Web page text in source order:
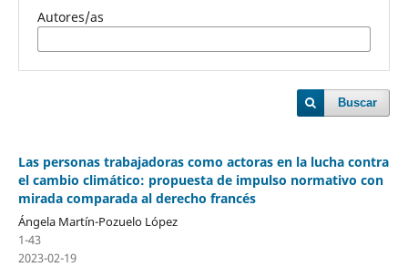
Autores/as
Buscar
Las personas trabajadoras como actoras en la lucha contra
el cambio climático: propuesta de impulso normativo con
mirada comparada al derecho francés
Ángela Martín-Pozuelo López
1-43
2023-02-19